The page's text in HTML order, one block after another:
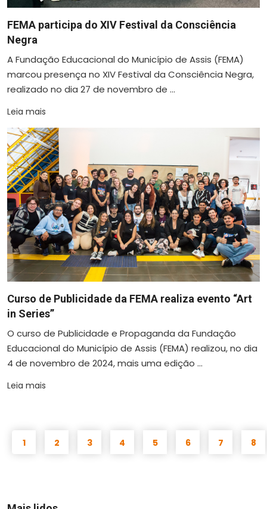
FEMA participa do XIV Festival da Consciência
Negra
A Fundação Educacional do Município de Assis (FEMA)
marcou presença no XIV Festival da Consciência Negra,
realizado no dia 27 de novembro de ...
Leia mais
Curso de Publicidade da FEMA realiza evento “Art
in Series”
O curso de Publicidade e Propaganda da Fundação
Educacional do Município de Assis (FEMA) realizou, no dia
4 de novembro de 2024, mais uma edição ...
Leia mais
1 2 3 4 5 6 7 8